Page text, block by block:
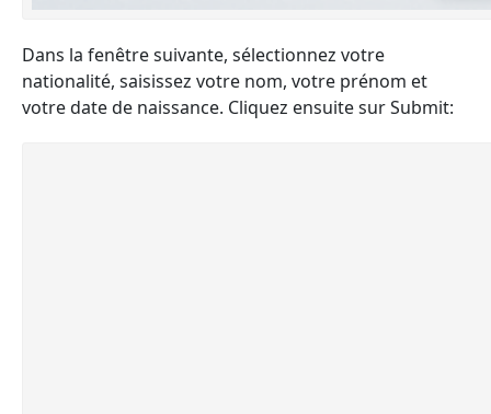
Dans la fenêtre suivante, sélectionnez votre
nationalité, saisissez votre nom, votre prénom et
votre date de naissance. Cliquez ensuite sur Submit: